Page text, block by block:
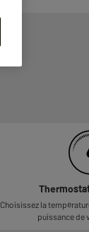
Choisissez la
puissance de